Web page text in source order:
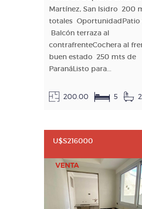
Martínez, San Isidro 200
totales OportunidadPatio
Balcón terraza al
contrafrenteCochera al
buen estado 250 mts de
ParanáListo para...
200.00 5 2
U$S216000
VENTA